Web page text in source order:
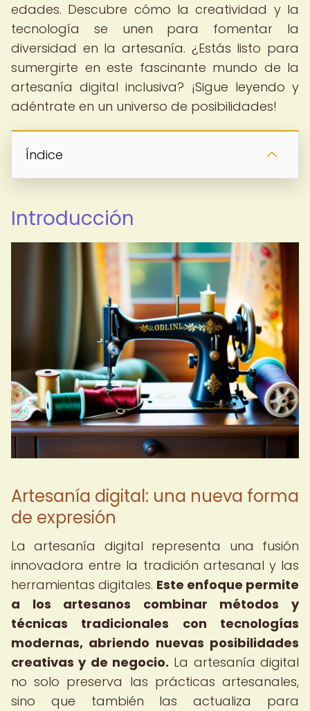
edades. Descubre cómo la creatividad y la
tecnología se unen para fomentar la
diversidad en la artesanía. ¿Estás listo para
sumergirte en este fascinante mundo de la
artesanía digital inclusiva? ¡Sigue leyendo y
adéntrate en un universo de posibilidades!
Índice
Introducción
Artesanía digital: una nueva forma
de expresión
La artesanía digital representa una fusión
innovadora entre la tradición artesanal y las
herramientas digitales. Este enfoque permite
a los artesanos combinar métodos y
técnicas tradicionales con tecnologías
modernas, abriendo nuevas posibilidades
creativas y de negocio. La artesanía digital
no solo preserva las prácticas artesanales,
sino que también las actualiza para